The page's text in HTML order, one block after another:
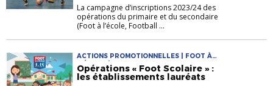
La campagne d’inscriptions 2023/24 des
opérations du primaire et du secondaire
(Foot à l’école, Football ...
ACTIONS PROMOTIONNELLES | FOOT À
L'ÉCOLE | PRATIQUES
Opérations « Foot Scolaire » :
les établissements lauréats